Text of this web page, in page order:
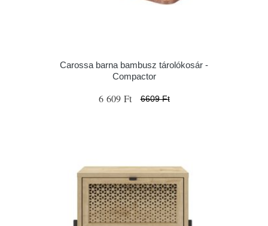
Carossa barna bambusz tárolókosár -
Compactor
6 609 Ft 6609 Ft